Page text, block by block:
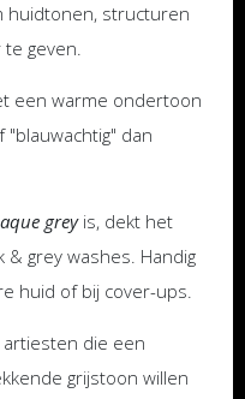
huidtonen, structuren
geven.
een warme ondertoon
dan
greyis, dekt het
grey washes. Handig
huid of bij cover-ups.
die een
grijstoon willen